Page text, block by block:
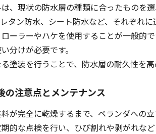
、現状の防水層の種類に合ったものを選
タン防水、シート防水など、それぞれに
ーラーやハケを使用することが一般的
分けが必要です。
塗装を行うことで、防水層の耐久性を高
の注意点とメンテナンス
が完全に乾燥するまで、ベランダへの立
的な点検を行い、ひび割れや剥がれなど